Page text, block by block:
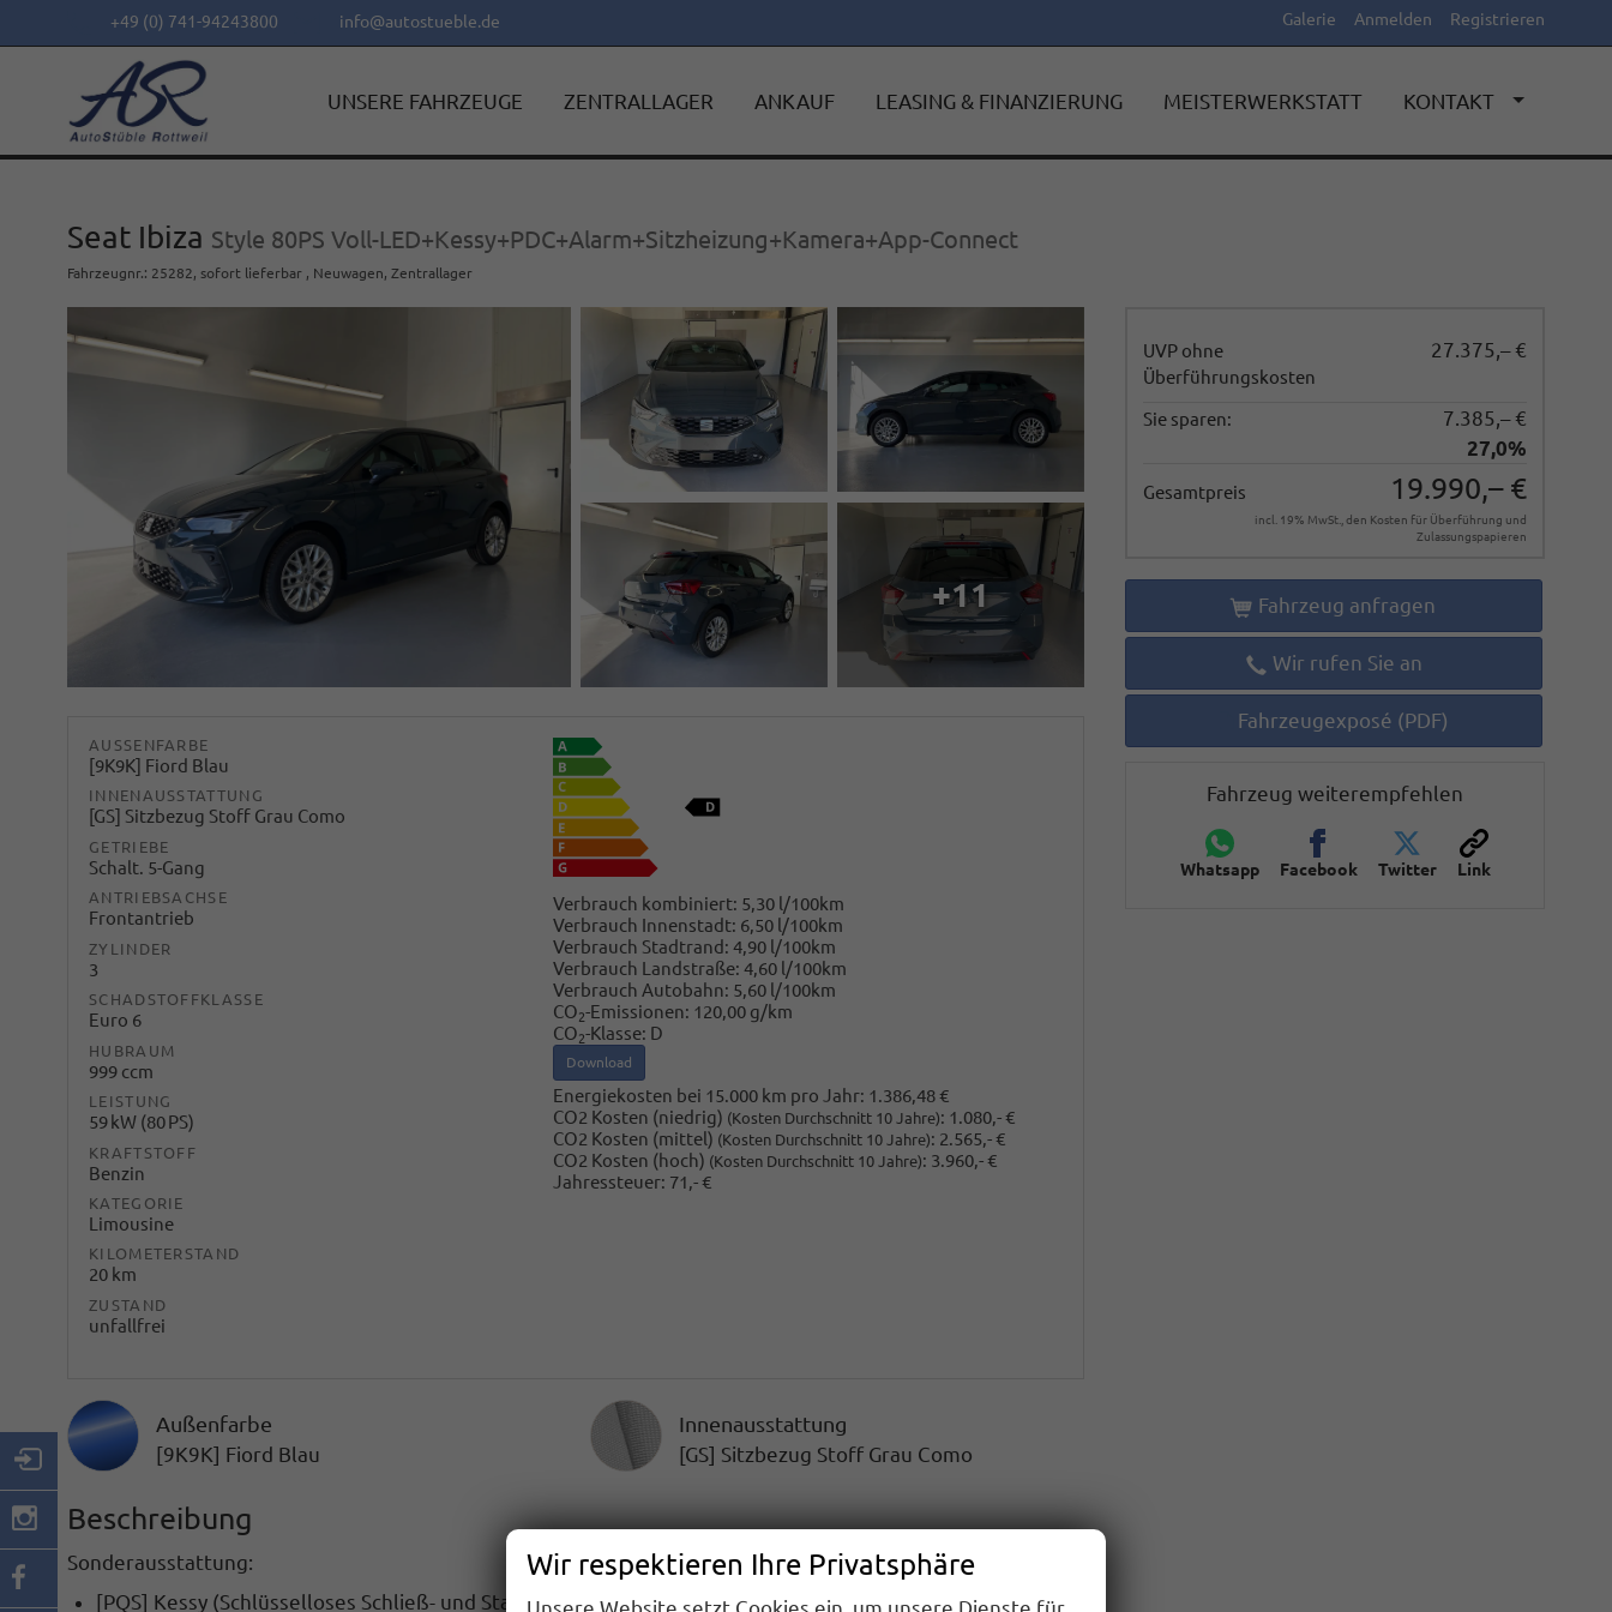
+49 (0) 741-94243800 info@autostueble.de Galerie Anmelden Registrieren
UNSERE FAHRZEUGE ZENTRALLAGER ANKAUF LEASING & FINANZIERUNG MEISTERWERKSTATT KONTAKT
Seat Ibiza Style 80PS Voll-LED+Kessy+PDC+Alarm+Sitzheizung+Kamera+App-Connect
Fahrzeugnr.: 25282, sofort lieferbar , Neuwagen, Zentrallager
UVP ohne
Überführungskosten
27.375,– €
Sie sparen:
7.385,– €
27,0%
Gesamtpreis 19.990,– €
incl. 19% MwSt., den Kosten für Überführung und
Zulassungspapieren
Fahrzeug anfragen
Wir rufen Sie an
Fahrzeugexposé (PDF)
Fahrzeug weiterempfehlen
Whatsapp Facebook Twitter Link
+11
AUSSENFARBE
[9K9K] Fiord Blau
INNENAUSSTATTUNG
[GS] Sitzbezug Stoff Grau Como
GETRIEBE
Schalt. 5-Gang
ANTRIEBSACHSE
Frontantrieb
ZYLINDER
3
SCHADSTOFFKLASSE
Euro 6
HUBRAUM
999 ccm
LEISTUNG
59 kW (80 PS)
KRAFTSTOFF
Benzin
KATEGORIE
Limousine
KILOMETERSTAND
20 km
ZUSTAND
unfallfrei
Verbrauch kombiniert: 5,30 l/100km
Verbrauch Innenstadt: 6,50 l/100km
Verbrauch Stadtrand: 4,90 l/100km
Verbrauch Landstraße: 4,60 l/100km
Verbrauch Autobahn: 5,60 l/100km
CO2-Emissionen: 120,00 g/km
CO2-Klasse: D
Download
Energiekosten bei 15.000 km pro Jahr: 1.386,48 €
CO2 Kosten (niedrig) (Kosten Durchschnitt 10 Jahre): 1.080,- €
CO2 Kosten (mittel) (Kosten Durchschnitt 10 Jahre): 2.565,- €
CO2 Kosten (hoch) (Kosten Durchschnitt 10 Jahre): 3.960,- €
Jahressteuer: 71,- €
Außenfarbe
[9K9K] Fiord Blau
InnenausstattungInnenausstattung
[GS] Sitzbezug Stoff Grau Como
Beschreibung
Sonderausstattung:
[PQS] Kessy (Schlüsselloses Schließ- und Startsystem)
Wir respektieren Ihre Privatsphäre